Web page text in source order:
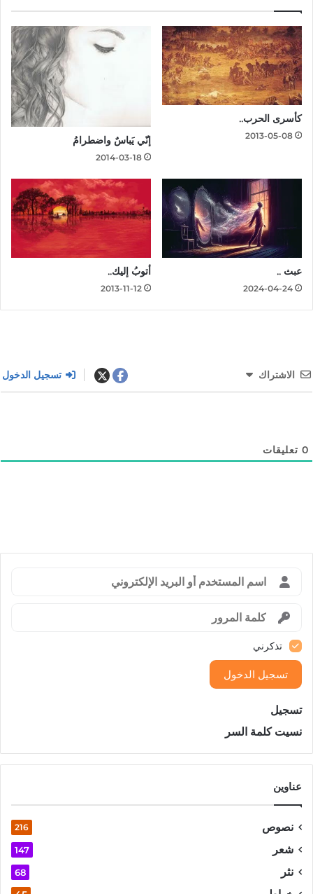
كأسرى الحرب..
2013-05-08 إنّي يَباسٌ واضطرامُ
2014-03-18
عبث ..
2024-04-24
أتوبُ إليك..
2013-11-12
الاشتراك تسجيل الدخول
0 تعليقات
تذكرني
تسجيل الدخول
تسجيل
نسيت كلمة السر
عناوين
نصوص 216
شعر 147
نثر 68